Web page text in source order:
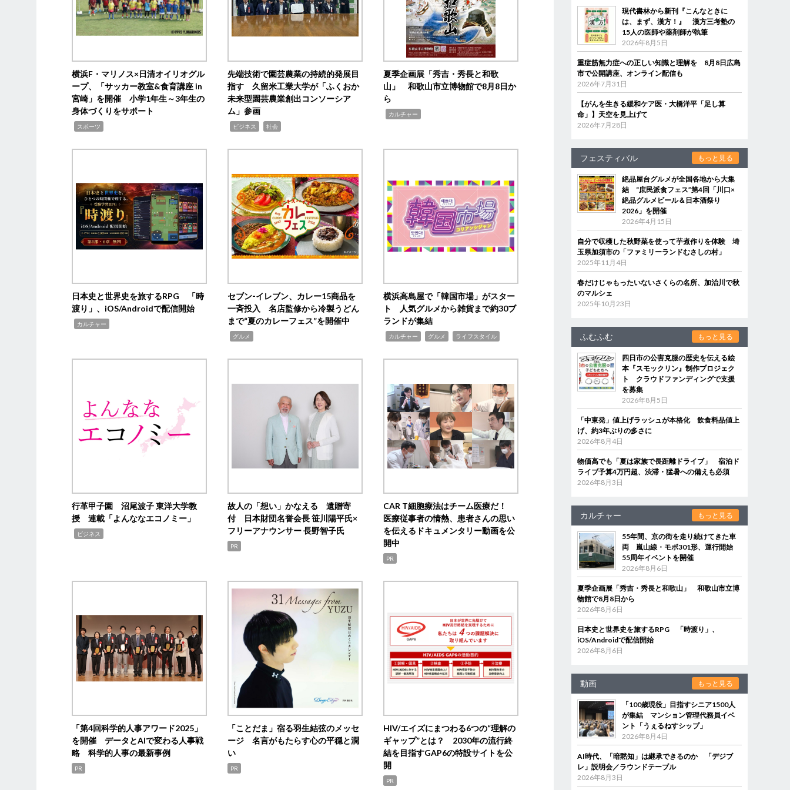
横浜F・マリノス×日清オイリオグル
ープ、「サッカー教室&食育講座 in
宮崎」を開催 小学1年生～3年生の
身体づくりをサポート
スポーツ
先端技術で園芸農業の持続的発展目
指す 久留米工業大学が「ふくおか
未来型園芸農業創出コンソーシア
ム」参画
ビジネス 社会
夏季企画展「秀吉・秀長と和歌
山」 和歌山市立博物館で8月8日か
ら
カルチャー
日本史と世界史を旅するRPG 「時
渡り」、iOS/Androidで配信開始
カルチャー
セブン‐イレブン、カレー15商品を
一斉投入 名店監修から冷製うどん
まで“夏のカレーフェス”を開催中
グルメ
横浜高島屋で「韓国市場」がスター
ト 人気グルメから雑貨まで約30ブ
ランドが集結
カルチャー グルメ ライフスタイル
行革甲子園 沼尾波子 東洋大学教
授 連載「よんななエコノミー」
ビジネス
故人の「想い」かなえる 遺贈寄
付 日本財団名誉会長 笹川陽平氏×
フリーアナウンサー 長野智子氏
PR
CAR T細胞療法はチーム医療だ！
医療従事者の情熱、患者さんの思い
を伝えるドキュメンタリー動画を公
開中
PR
「第4回科学的人事アワード2025」
を開催 データとAIで変わる人事戦
略 科学的人事の最新事例
PR
「ことだま」宿る羽生結弦のメッセ
ージ 名言がもたらす心の平穏と潤
い
PR
HIV/エイズにまつわる6つの“理解の
ギャップ”とは？ 2030年の流行終
結を目指すGAP6の特設サイトを公
開
PR
現代書林から新刊『こんなときに
は、まず、漢方！』 漢方三考塾の
15人の医師や薬剤師が執筆
2026年8月5日
重症筋無力症への正しい知識と理解を 8月8日広島
市で公開講座、オンライン配信も
2026年7月31日
【がんを生きる緩和ケア医・大橋洋平「足し算
命」】天空を見上げて
2026年7月28日
フェスティバル もっと見る
絶品屋台グルメが全国各地から大集
結 “庶民派食フェス”第4回「川口×
絶品グルメビール＆日本酒祭り
2026」を開催
2026年4月15日
自分で収穫した秋野菜を使って芋煮作りを体験 埼
玉県加須市の「ファミリーランドむさしの村」
2025年11月4日
春だけじゃもったいないさくらの名所、加治川で秋
のマルシェ
2025年10月23日
ふむふむ もっと見る
四日市の公害克服の歴史を伝える絵
本『スモックリン』制作プロジェク
ト クラウドファンディングで支援
を募集
2026年8月5日
「中東発」値上げラッシュが本格化 飲食料品値上
げ、約3年ぶりの多さに
2026年8月4日
物価高でも「夏は家族で長距離ドライブ」 宿泊ド
ライブ予算4万円超、渋滞・猛暑への備えも必須
2026年8月3日
カルチャー もっと見る
55年間、京の街を走り続けてきた車
両 嵐山線・モボ301形、運行開始
55周年イベントを開催
2026年8月6日
夏季企画展「秀吉・秀長と和歌山」 和歌山市立博
物館で8月8日から
2026年8月6日
日本史と世界史を旅するRPG 「時渡り」、
iOS/Androidで配信開始
2026年8月6日
動画 もっと見る
「100歳現役」目指すシニア1500人
が集結 マンション管理代務員イベ
ント「うぇるねすシップ」
2026年8月4日
AI時代、「暗黙知」は継承できるのか 「デジブ
レ」説明会／ラウンドテーブル
2026年8月3日